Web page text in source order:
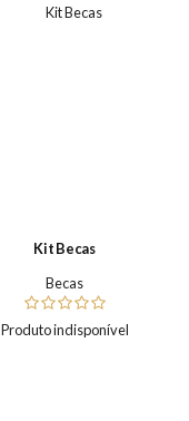
Kit Becas
Becas
Produto indisponível